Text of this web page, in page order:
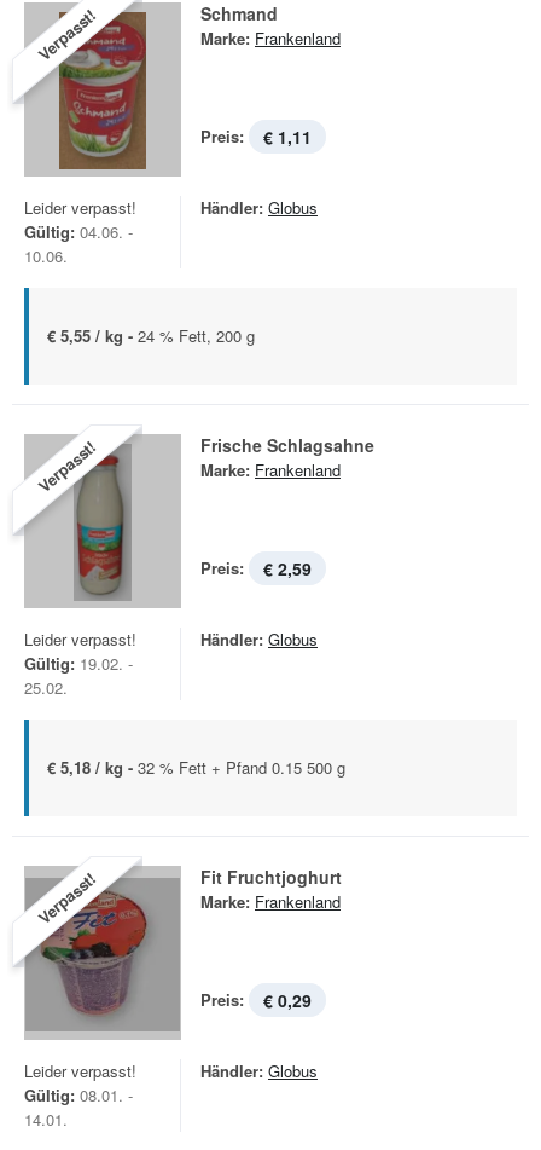
Verpasst! Schmand
Marke: Frankenland
Preis: € 1,11
Leider verpasst!
Gültig: 04.06. -
10.06.
Händler: Globus
€ 5,55 / kg - 24 % Fett, 200 g
Verpasst! Frische Schlagsahne
Marke: Frankenland
Preis: € 2,59
Leider verpasst!
Gültig: 19.02. -
25.02.
Händler: Globus
€ 5,18 / kg - 32 % Fett + Pfand 0.15 500 g
Verpasst! Fit Fruchtjoghurt
Marke: Frankenland
Preis: € 0,29
Leider verpasst!
Gültig: 08.01. -
14.01.
Händler: Globus